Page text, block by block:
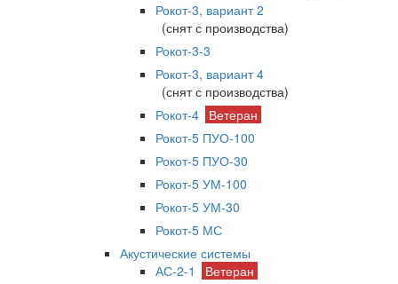
Рокот-3, вариант 2
(снят с производства)
Рокот-3-3
Рокот-3, вариант 4
(снят с производства)
Рокот-4 Ветеран
Рокот-5 ПУО-100
Рокот-5 ПУО-30
Рокот-5 УМ-100
Рокот-5 УМ-30
Рокот-5 МС
Акустические системы
АС-2-1
Ветеран